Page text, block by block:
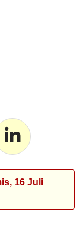
16 Juli